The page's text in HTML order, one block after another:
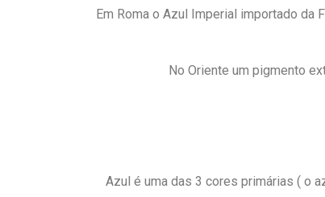
Em Roma o Azul Imperial importado
No Oriente um pigmento
Azul é uma das 3 cores primárias ( o